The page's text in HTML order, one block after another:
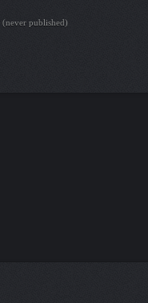
(never published)